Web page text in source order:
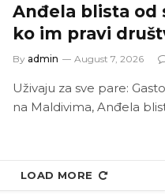
Anđela blista od
ko im pravi
By admin August 7, 2026
Uživaju za sve pare:
na Maldivima, Anđela
LOAD MORE